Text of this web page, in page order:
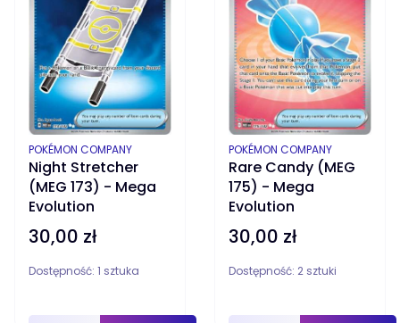
Night Stretcher
(MEG 173) - Mega
Evolution
PRODUCENT
POKÉMON COMPANY
Cena
30,00 zł
Dostępność: 1 sztuka
Rare Candy (MEG
175) - Mega
Evolution
PRODUCENT
POKÉMON COMPANY
Cena
30,00 zł
Dostępność: 2 sztuki